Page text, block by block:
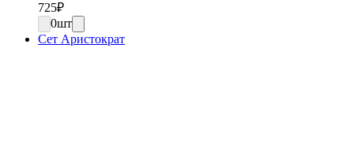
725₽
0шт
Сет Аристократ